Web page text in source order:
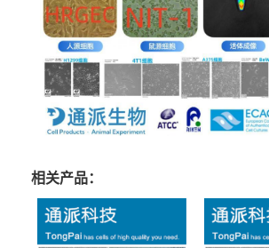
相关产品：